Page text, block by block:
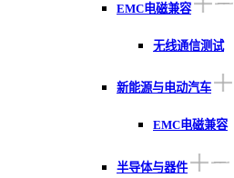
EMC电磁兼容
无线通信测试
新能源与电动汽车
EMC电磁兼容
半导体与器件